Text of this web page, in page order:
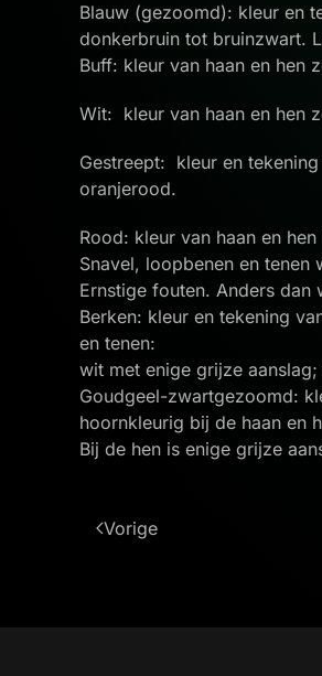
Blauw (gezoomd): kleur en
donkerbruin tot bruinzwart.
Buff: kleur van haan en hen
Wit: kleur van haan en hen
Gestreept: kleur en
oranjerood.
Rood: kleur van haan en
Snavel, loopbenen en tenen
Ernstige fouten. Anders dan
Berken: kleur en tekening
en tenen:
wit met enige grijze
Goudgeel-zwartgezoomd:
hoornkleurig bij de haan en
Bij de hen is enige grijze
Vorige